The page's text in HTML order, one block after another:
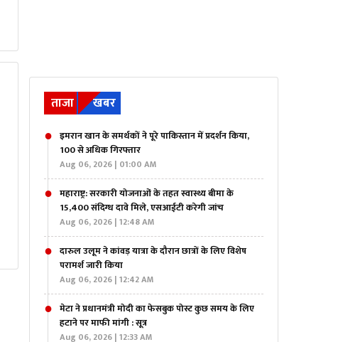
ताजा खबर
इमरान खान के समर्थकों ने पूरे पाकिस्तान में प्रदर्शन किया,
100 से अधिक गिरफ्तार
Aug 06, 2026 | 01:00 AM
महाराष्ट्र: सरकारी योजनाओं के तहत स्वास्थ्य बीमा के
15,400 संदिग्ध दावे मिले, एसआईटी करेगी जांच
Aug 06, 2026 | 12:48 AM
दारुल उलूम ने कांवड़ यात्रा के दौरान छात्रों के लिए विशेष
परामर्श जारी किया
Aug 06, 2026 | 12:42 AM
मेटा ने प्रधानमंत्री मोदी का फेसबुक पोस्ट कुछ समय के लिए
हटाने पर माफी मांगी : सूत्र
Aug 06, 2026 | 12:33 AM